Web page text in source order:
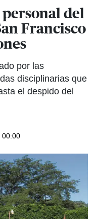
del
Francisco
por las
disciplinarias que
el despido del
00:00